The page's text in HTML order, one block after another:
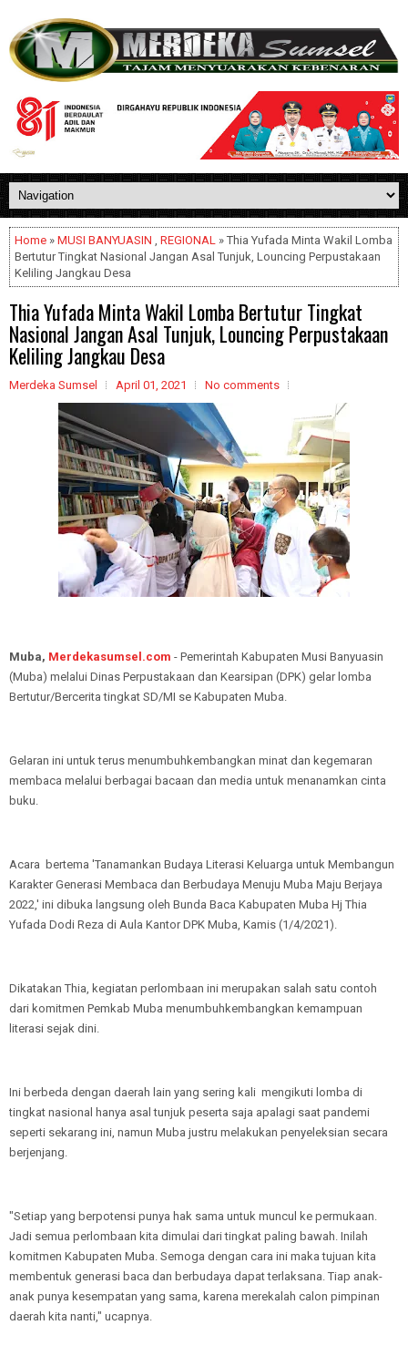
Home » MUSI BANYUASIN , REGIONAL » Thia Yufada Minta Wakil Lomba
Bertutur Tingkat Nasional Jangan Asal Tunjuk, Louncing Perpustakaan
Keliling Jangkau Desa
Thia Yufada Minta Wakil Lomba Bertutur Tingkat
Nasional Jangan Asal Tunjuk, Louncing Perpustakaan
Keliling Jangkau Desa
Merdeka Sumsel April 01, 2021 No comments
Muba, Merdekasumsel.com - Pemerintah Kabupaten Musi Banyuasin
(Muba) melalui Dinas Perpustakaan dan Kearsipan (DPK) gelar lomba
Bertutur/Bercerita tingkat SD/MI se Kabupaten Muba.
Gelaran ini untuk terus menumbuhkembangkan minat dan kegemaran
membaca melalui berbagai bacaan dan media untuk menanamkan cinta
buku.
Acara bertema 'Tanamankan Budaya Literasi Keluarga untuk Membangun
Karakter Generasi Membaca dan Berbudaya Menuju Muba Maju Berjaya
2022,' ini dibuka langsung oleh Bunda Baca Kabupaten Muba Hj Thia
Yufada Dodi Reza di Aula Kantor DPK Muba, Kamis (1/4/2021).
Dikatakan Thia, kegiatan perlombaan ini merupakan salah satu contoh
dari komitmen Pemkab Muba menumbuhkembangkan kemampuan
literasi sejak dini.
Ini berbeda dengan daerah lain yang sering kali mengikuti lomba di
tingkat nasional hanya asal tunjuk peserta saja apalagi saat pandemi
seperti sekarang ini, namun Muba justru melakukan penyeleksian secara
berjenjang.
"Setiap yang berpotensi punya hak sama untuk muncul ke permukaan.
Jadi semua perlombaan kita dimulai dari tingkat paling bawah. Inilah
komitmen Kabupaten Muba. Semoga dengan cara ini maka tujuan kita
membentuk generasi baca dan berbudaya dapat terlaksana. Tiap anak-
anak punya kesempatan yang sama, karena merekalah calon pimpinan
daerah kita nanti," ucapnya.